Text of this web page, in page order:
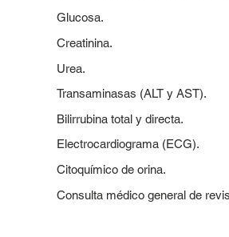
Glucosa.
Creatinina.
Urea.
Transaminasas (ALT y AST).
Bilirrubina total y directa.
Electrocardiograma (ECG).
Citoquímico de orina.
Consulta médico general de